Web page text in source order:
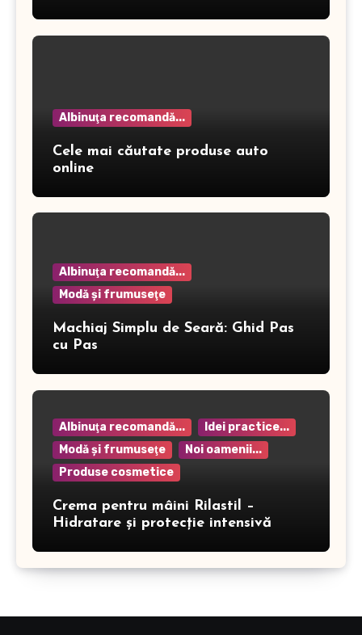
Albinuţa recomandă...
Cele mai căutate produse auto
online
Albinuţa recomandă...
Modă şi frumuseţe
Machiaj Simplu de Seară: Ghid Pas
cu Pas
Albinuţa recomandă...
Idei practice...
Modă şi frumuseţe
Noi oamenii...
Produse cosmetice
Crema pentru mâini Rilastil –
Hidratare și protecție intensivă